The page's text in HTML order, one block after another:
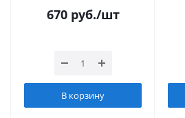
670руб./шт
В корзину